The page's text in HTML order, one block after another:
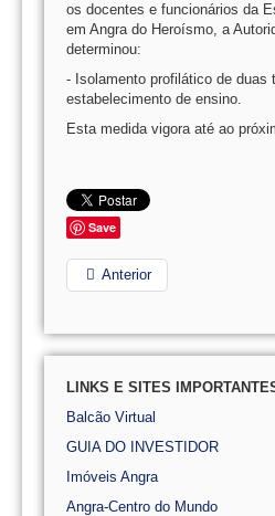
os docentes e funcionários da
em Angra do Heroísmo, a
determinou:
- Isolamento profilático de duas
estabelecimento de ensino.
Esta medida vigora até ao
Save
Anterior
LINKS E SITES
Balcão Virtual
GUIA DO INVESTIDOR
Imóveis Angra
Angra-Centro do Mundo